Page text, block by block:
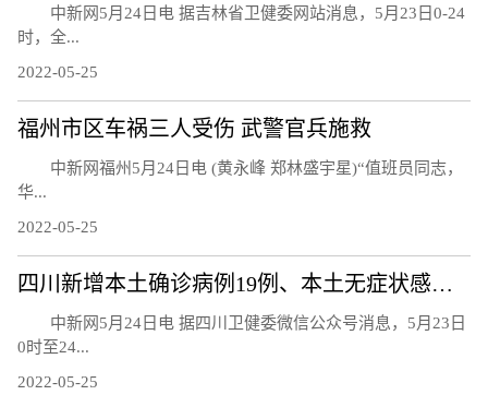
中新网5月24日电 据吉林省卫健委网站消息，5月23日0-24
时，全...
2022-05-25
福州市区车祸三人受伤 武警官兵施救
中新网福州5月24日电 (黄永峰 郑林盛宇星)“值班员同志，
华...
2022-05-25
四川新增本土确诊病例19例、本土无症状感染者24例
中新网5月24日电 据四川卫健委微信公众号消息，5月23日
0时至24...
2022-05-25